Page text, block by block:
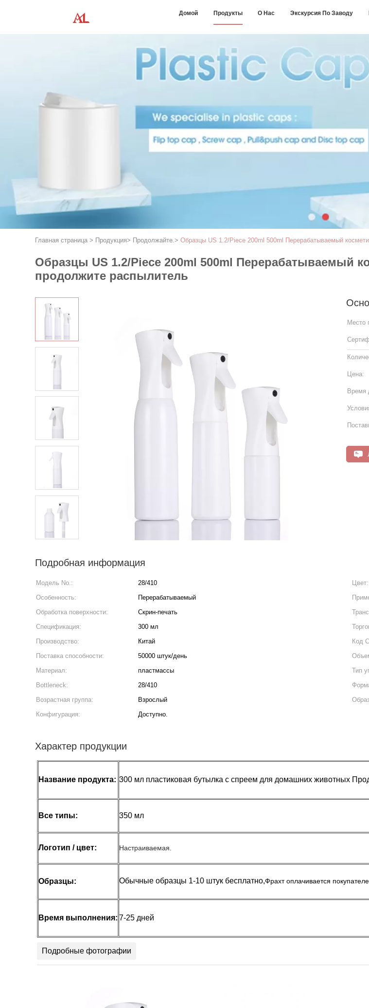
Домой Продукты О Нас Экскурсия По Заводу
Главная страница > Продукция> Продолжайте.> Образцы US 1.2/Piece 200ml 500ml Перерабатываемый
Образцы US 1.2/Piece 200ml 500ml Перерабатываемый
продолжите распылитель
Место
Цена:
Время
Подробная информация
Модель No.: 28/410 Цвет:
Особенность:
Перерабатываемый
Обработка поверхности:
Скрин-печать
Спецификация:
300 мл
Производство:
Китай Код
Поставка способности:
50000 штук/день
Материал:
пластмассы Тип
Bottleneck:
28/410
Возрастная группа:
Взрослый
Конфигурация:
Доступно.
Характер продукции
Название продукта: 300 мл пластиковая бутылка с спреем для домашних животных
Все типы: 350 мл
Логотип / цвет: Настраиваемая.
Образцы: Обычные образцы 1-10 штук бесплатно,Фрахт оплачивается
Время выполнения: 7-25 дней
Подробные фотографии